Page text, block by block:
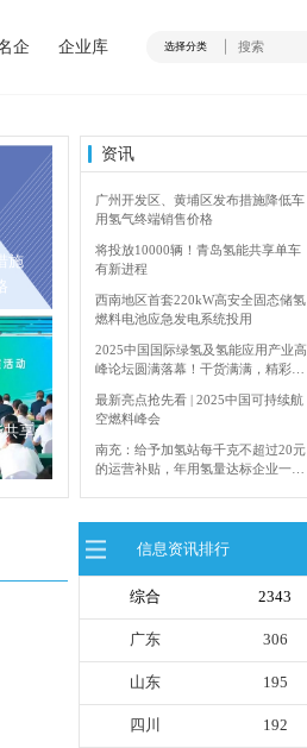
企 企业库 选择分类
年加快建设输氢管道网络
施
共享
资讯
广州开发区、黄埔区发布措施降低车
用氢气终端销售价格
将投放10000辆！青岛氢能共享单车
有新进程
西南地区首套220kW高安全固态储氢
燃料电池应急发电系统投用
2025中国国际绿氢及氢能应用产业高
峰论坛圆满落幕！干货满满，精彩瞬
最新亮点抢先看 | 2025中国可持续航
空燃料峰会
南充：给予加氢站每千克不超过20元
的运营补贴，年用氢量达标企业一次
青岛氢能新跨越：海德利森携手打造
全球首台套！240吨氢能矿用刚性自
发成果验收工作会议在呼伦贝尔举行
新疆俊瑞温宿规模化制绿氢项目开工
仪式在温宿县成功举办
荷兰氢能产业联盟到访天德工业装
能产业发展举办交流会
信息资讯排行
综合 2343
广东 306
山东 195
四川 192